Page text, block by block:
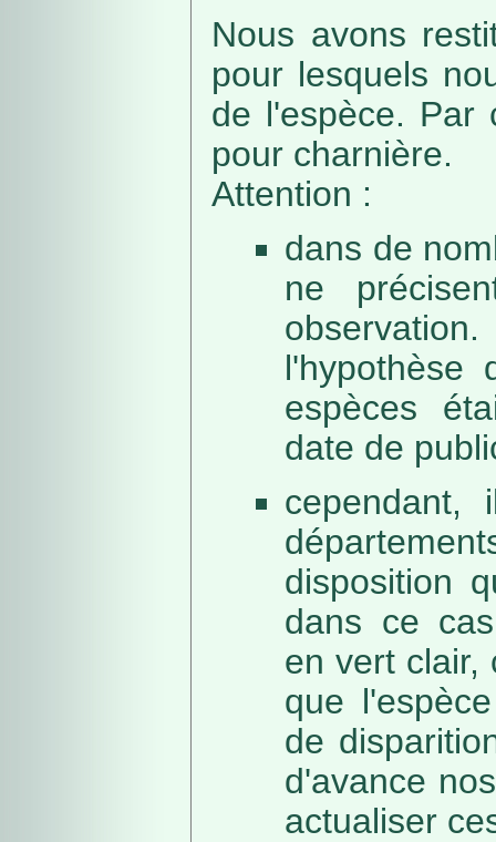
Nous avons
pour lesquels
de l'espèce. Par
pour charnière.
Attention :
dans de
ne
l'hypothèse
espèces
date de
cependant,
disposition
dans ce
en vert clair,
que
de
d'avance
actualiser